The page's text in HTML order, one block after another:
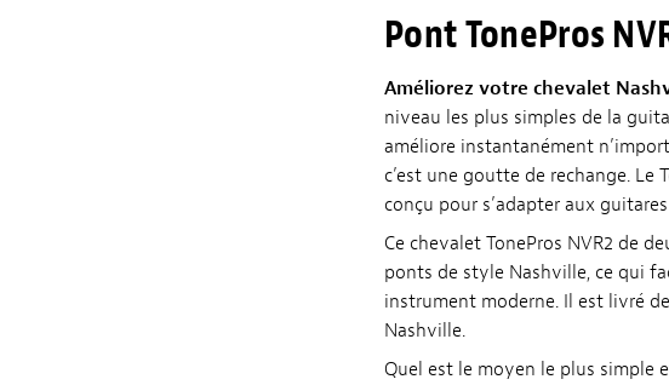
Pont TonePros
Améliorez votre chevalet
niveau les plus simples de la
améliore instantanément
c’est une goutte de rechange. Le
conçu pour s’adapter aux
Ce chevalet TonePros NVR2 de
ponts de style Nashville, ce qui
instrument moderne. Il est livré
Nashville.
Quel est le moyen le plus simple